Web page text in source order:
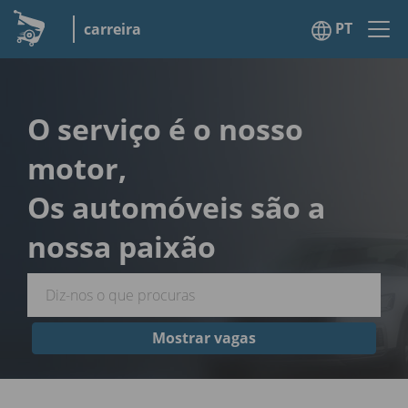
carreira PT
O serviço é o nosso
motor,
Os automóveis são a
nossa paixão
Mostrar vagas